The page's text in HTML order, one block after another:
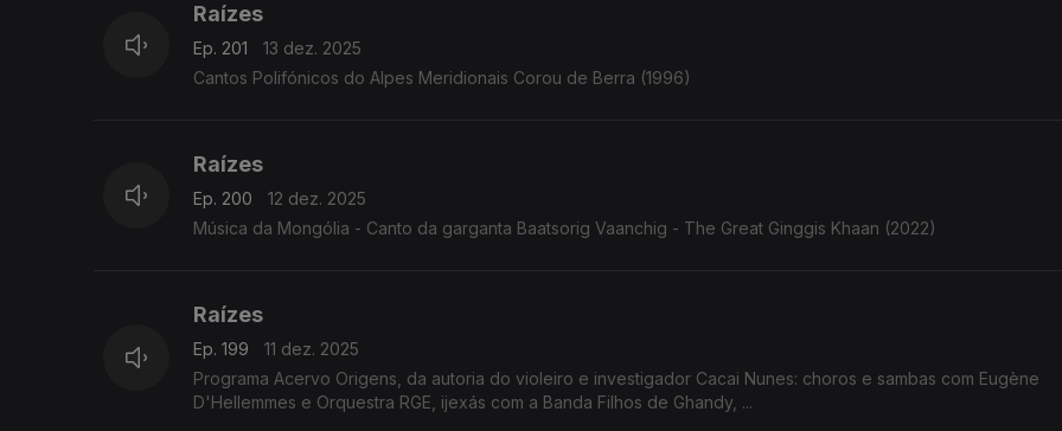
Raízes
Ep. 201
13 dez. 2025
Cantos Polifónicos do Alpes Meridionais Corou de Berra (1996)
Raízes
Ep. 200
12 dez. 2025
Música da Mongólia - Canto da garganta Baatsorig Vaanchig - The Great Ginggis Khaan (2022)
Raízes
Ep. 199
11 dez. 2025
Programa Acervo Origens, da autoria do violeiro e investigador Cacai Nunes: choros e sambas com Eugène
D'Hellemmes e Orquestra RGE, ijexás com a Banda Filhos de Ghandy, ...